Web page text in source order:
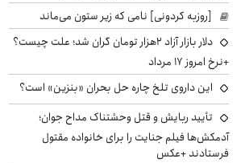
[روزبه کردونی] نامی که زیر ستون می‌ماند
دلار بازار آزاد ۲هزار تومان گران شد؛ علت چیست؟
+نرخ امروز ۱۷ مرداد
این داروی تلخ چاره حل بحران «بنزین» است؟
تأیید ربایش و قتل وحشتناک مداح جوان؛
آدمکش‌ها فیلم جنایت را برای خانواده مقتول
فرستادند +عکس